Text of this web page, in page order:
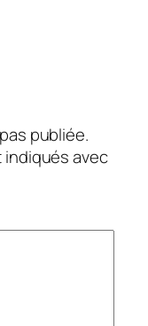
publiée.
avec